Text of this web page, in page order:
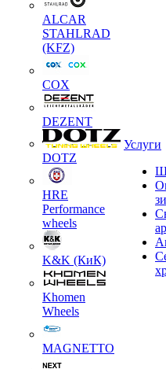
ALCAR
STAHLRAD
(KFZ)
COX
DEZENT
DOTZ
HRE
Performance
wheels
K&K (КиК)
Khomen
Wheels
MAGNETTO
Услуги